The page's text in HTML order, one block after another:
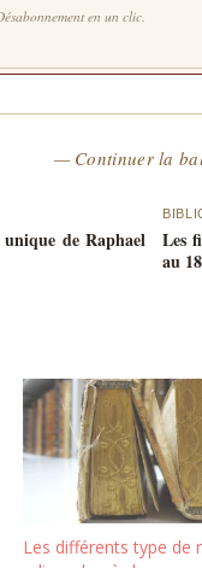
en un clic.
— Continuer la
de Raphael
Les
au
Les différents type de